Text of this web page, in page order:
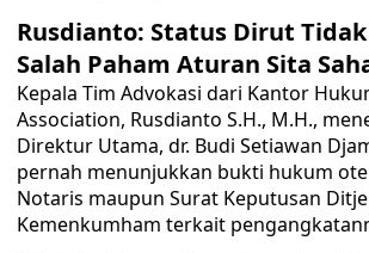
Rusdianto: Status Dirut Tidak
Salah Paham Aturan Sita
Kepala Tim Advokasi dari Kantor
Association, Rusdianto S.H., M.H.,
Direktur Utama, dr. Budi Setiawan
pernah menunjukkan bukti hukum
Notaris maupun Surat Keputusan
Kemenkumham terkait